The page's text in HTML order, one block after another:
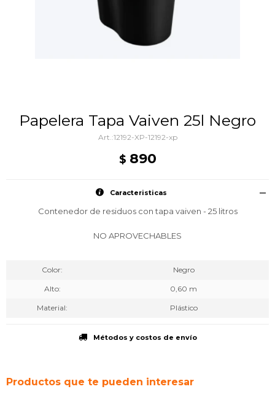
Papelera Tapa Vaiven 25l Negro
12192-XP-12192-xp
$ 890
Caracteristicas
Contenedor de residuos con tapa vaiven - 25 litros
NO APROVECHABLES
Color Negro
Alto 0,60 m
Material Plástico
Métodos y costos de envío
Productos que te pueden interesar